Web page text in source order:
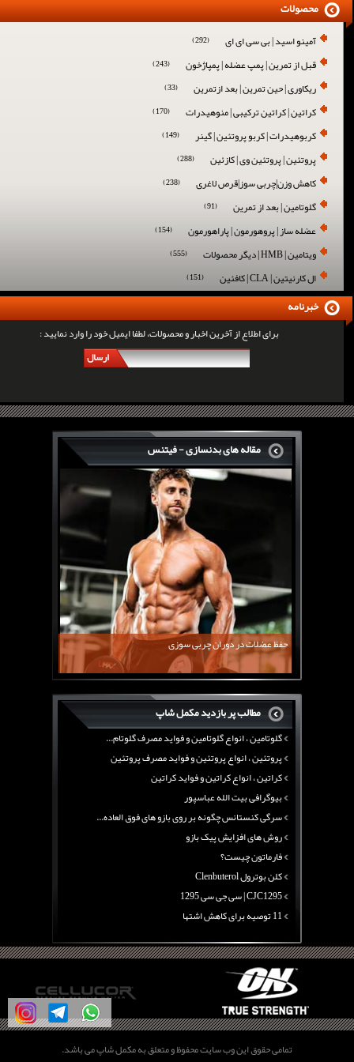
آمینو اسید | بی سی ای ای (292)
قبل از تمرین | پمپ عضله | پمپاژخون (243)
ریکاوری | حین تمرین | بعد ازتمرین (33)
کراتین | کراتین ترکیبی | منوهیدرات (170)
کربوهیدرات | کربو پروتئین | گینر (149)
پروتئین | پروتئین وی | کازئین (288)
کاهش وزن|چربی سوز|قرص لاغری (238)
گلوتامین | بعد از تمرین (91)
عضله ساز | پروهورمون | پاراهورمون (154)
ویتامین | HMB | دیگر محصولات (555)
ال کارنیتین | CLA | کافئین (151)
محصولات
برای اطلاع از آخرین اخبار و محصولات، لطفا ایمیل خود را وارد نمایید :
ارسال
خبرنامه
مقاله های بدنسازی - فیتنس
حفظ عضلات در دوران چربی سوزی
مطالب پر بازدید مکمل شاپ
سرگی کنستانس چگونه بر روی بازو های فوق العاده...
روش های افزایش پیک بازو
فارماتون چیست؟
کلن بوترول Clenbuterol
CJC1295 | سی جی سی 1295
11 توصیه برای کاهش اشتها
معرفی یک برنامه غذایی جامع برای افزایش قد
چربی سوزی با چای سبز
بیوگرافی علی تبریزی
منابع پروتئینی غیر گوشتی
آرژنین ، فواید آرژنین و نقش آرژنین در بدن
گلوتامین ، انواع گلوتامین و فواید مصرف گلوتام...
پروتئین ، انواع پروتئین و فواید مصرف پروتئین
کراتین ، انواع کراتین و فواید کراتین
بیوگرافی بیت الله عباسپور
سرگی کنستانس چگونه بر روی بازو های فوق العاده...
روش های افزایش پیک بازو
فارماتون چیست؟
کلن بوترول Clenbuterol
CJC1295 | سی جی سی 1295
11 توصیه برای کاهش اشتها
چربی سوزی با چای سبز
بیوگرافی علی تبریزی
منابع پروتئینی غیر گوشتی
آرژنین ، فواید آرژنین و نقش آرژنین در بدن
گلوتامین ، انواع گلوتامین و فواید مصرف گلوتام...
پروتئین ، انواع پروتئین و فواید مصرف پروتئین
تمامی حقوق این وب سایت محفوظ و متعلق به مکمل شاپ می باشد.